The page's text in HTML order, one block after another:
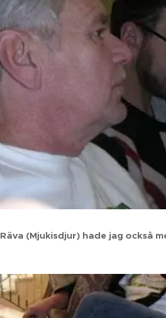
Räva (Mjukisdjur) hade jag också